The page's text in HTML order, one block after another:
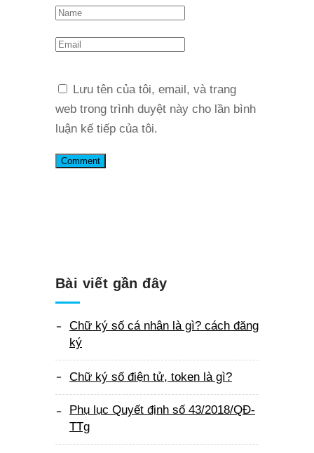
Lưu tên của tôi, email, và trang
web trong trình duyệt này cho lần bình
luận kế tiếp của tôi.
Bài viết gần đây
Chữ ký số cá nhân là gì? cách đăng
ký
Chữ ký số điện tử, token là gì?
Phụ lục Quyết định số 43/2018/QĐ-
TTg